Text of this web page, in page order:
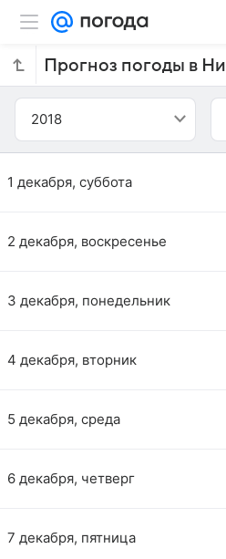
2018
1 декабря, суббота
2 декабря, воскресенье
3 декабря, понедельник
4 декабря, вторник
5 декабря, среда
6 декабря, четверг
7 декабря, пятница